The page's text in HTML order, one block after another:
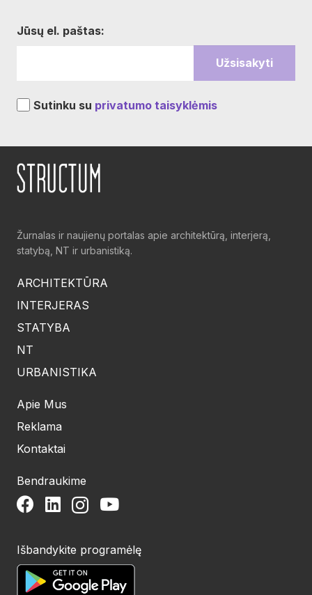
Jūsų el. paštas:
Sutinku su privatumo taisyklėmis
Žurnalas ir naujienų portalas apie architektūrą, interjerą,
statybą, NT ir urbanistiką.
ARCHITEKTŪRA
INTERJERAS
STATYBA
NT
URBANISTIKA
Apie Mus
Reklama
Kontaktai
Bendraukime
Išbandykite programėlę